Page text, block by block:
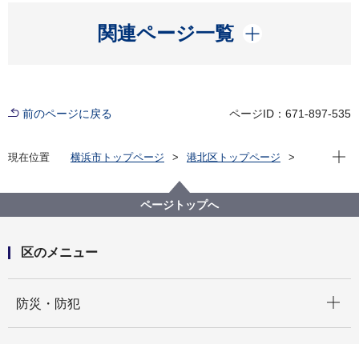
関連ページ一覧
開く
前のページに戻る ページID：671-897-535
現在位置 横浜市トップページ
港北区トップページ
選挙の結果の得票数に、小数点以下の数字がついてい
る場合があるのは、なぜですか？
現在
ページトップへ
区のメニュー
防災・防犯